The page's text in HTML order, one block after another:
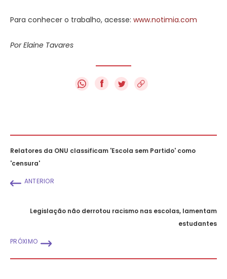
Para conhecer o trabalho, acesse: www.notimia.com
Por Elaine Tavares
f
Relatores da ONU classificam 'Escola sem Partido' como
'censura'
ANTERIOR
Legislação não derrotou racismo nas escolas, lamentam
estudantes
PRÓXIMO